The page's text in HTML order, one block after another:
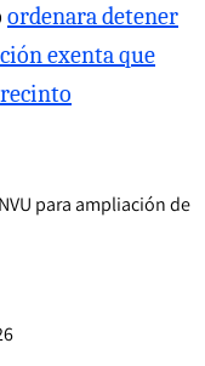
ordenara detener
exenta que
para ampliación de